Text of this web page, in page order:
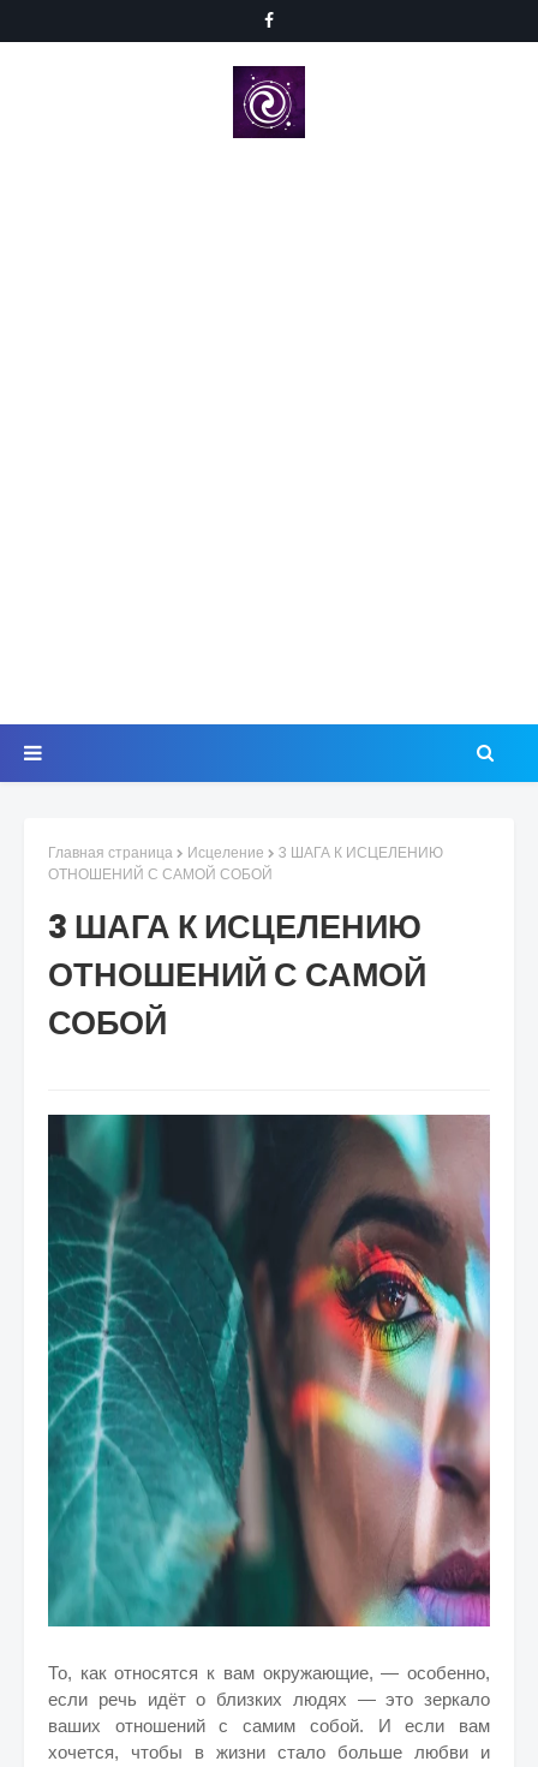
Главная страница Исцеление
3 ШАГА К ИСЦЕЛЕНИЮ
ОТНОШЕНИЙ С САМОЙ СОБОЙ
3 ШАГА К ИСЦЕЛЕНИЮ
ОТНОШЕНИЙ С САМОЙ
СОБОЙ
То, как относятся к вам окружающие, — особенно,
если речь идёт о близких людях — это зеркало
ваших отношений с самим собой. И если вам
хочется, чтобы в жизни стало больше любви и